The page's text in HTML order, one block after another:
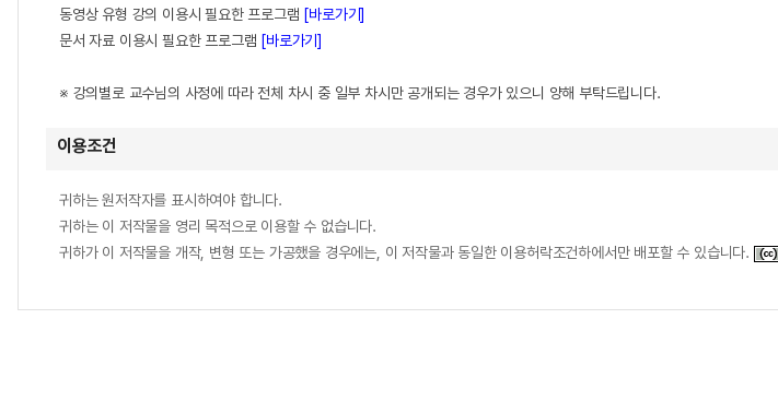
동영상 유형 강의 이용시 필요한 프로그램 [바로가기]
문서 자료 이용시 필요한 프로그램 [바로가기]
※ 강의별로 교수님의 사정에 따라 전체 차시 중 일부 차시만 공개되는 경우가 있으니 양해 부탁드립니다.
이용조건
귀하는 원저작자를 표시하여야 합니다.
귀하는 이 저작물을 영리 목적으로 이용할 수 없습니다.
귀하가 이 저작물을 개작, 변형 또는 가공했을 경우에는, 이 저작물과 동일한 이용허락조건하에서만 배포할 수 있습니다.